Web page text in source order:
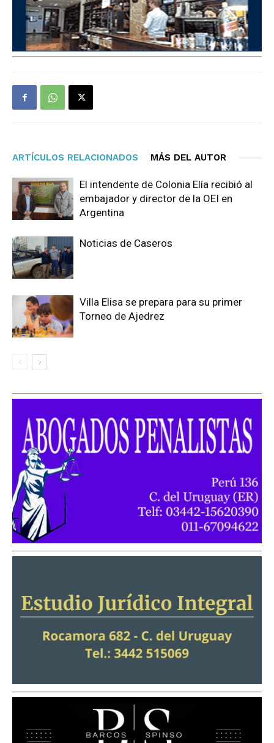
ARTÍCULOS RELACIONADOS MÁS DEL AUTOR
El intendente de Colonia Elía recibió al
embajador y director de la OEI en
Argentina
Noticias de Caseros
Villa Elisa se prepara para su primer
Torneo de Ajedrez